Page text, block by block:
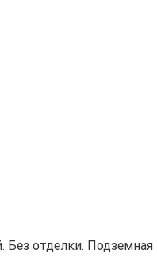
отделки. Подземная